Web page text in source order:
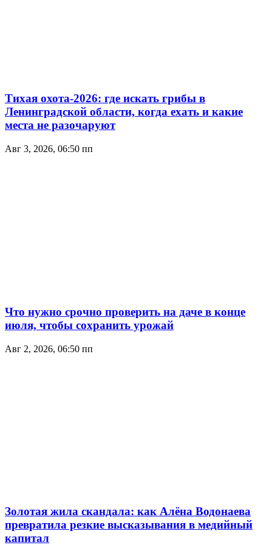
Тихая охота-2026: где искать грибы в
Ленинградской области, когда ехать и какие
места не разочаруют
Авг 3, 2026, 06:50 пп
Что нужно срочно проверить на даче в конце
июля, чтобы сохранить урожай
Авг 2, 2026, 06:50 пп
Золотая жила скандала: как Алёна Водонаева
превратила резкие высказывания в медийный
капитал